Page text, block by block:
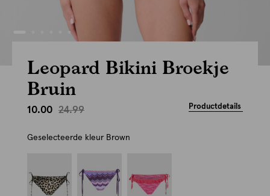
Leopard Bikini Broekje
Bruin
10.00 24.99 Productdetails
Geselecteerde kleur Brown